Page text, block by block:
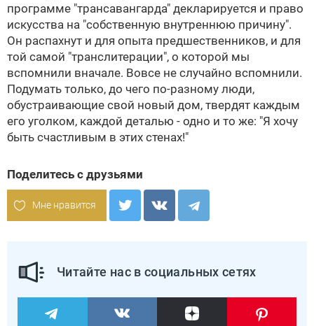
программе "трансавангарда" декларируется и право
искусства на "собственную внутреннюю причину".
Он распахнут и для опыта предшественников, и для
той самой "транслитерации", о которой мы
вспомнили вначале. Вовсе не случайно вспомнили.
Подумать только, до чего по-разному люди,
обустраивающие свой новый дом, твердят каждым
его уголком, каждой деталью - одно и то же: "Я хочу
быть счастливым в этих стенах!"
Поделитесь с друзьями
Мне нравится
Читайте нас в социальных сетях